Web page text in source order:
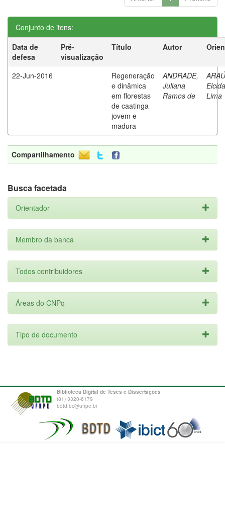
Conjunto de itens:
Data de
defesa
Pré-
visualização
Título Autor
22-Jun-2016
Regeneração
e dinâmica
em florestas
de caatinga
jovem e
madura
ANDRADE,
Juliana
Ramos de
Lima
Compartilhamento
Busca facetada
Orientador
Membro da banca
Todos contribuidores
Áreas do CNPq
Tipo de documento
Biblioteca Digital de Teses e Dissertações
(81) 3320-6179
bdtd.bc@ufrpe.br